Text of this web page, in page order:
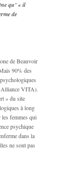
qu’ « il
de
de Beauvoir
90% des
Alliance VITA).
» du site
à long
les femmes qui
psychique
dans la
ne sont pas